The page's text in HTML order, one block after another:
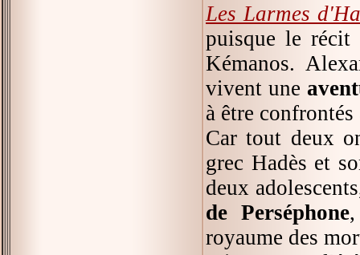
Les Larmes
puisque le récit
Kémanos.
vivent une
à être
Car tout deux
grec Hadès et
deux
de Perséphone,
royaume des